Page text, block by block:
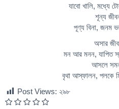
যাবো খালি, মধ্যে
শূন্য
পূণ্য বিনা, জনম
অসার
মন আর মনন, যাপিত
আসলে
বৃথা আস্ফালন, পলকে
Post Views: ২৯৮